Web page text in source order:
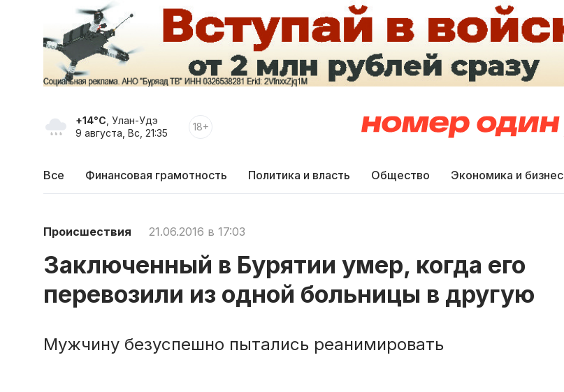
+14°C , Улан-Удэ
9 августа, Вс, 21:35
18+
Все Финансовая грамотность Политика и власть Общество Экономика и бизнес
Происшествия 21.06.2016 в 17:03
Заключенный в Бурятии умер, когда его
перевозили из одной больницы в другую
Мужчину безуспешно пытались реанимировать